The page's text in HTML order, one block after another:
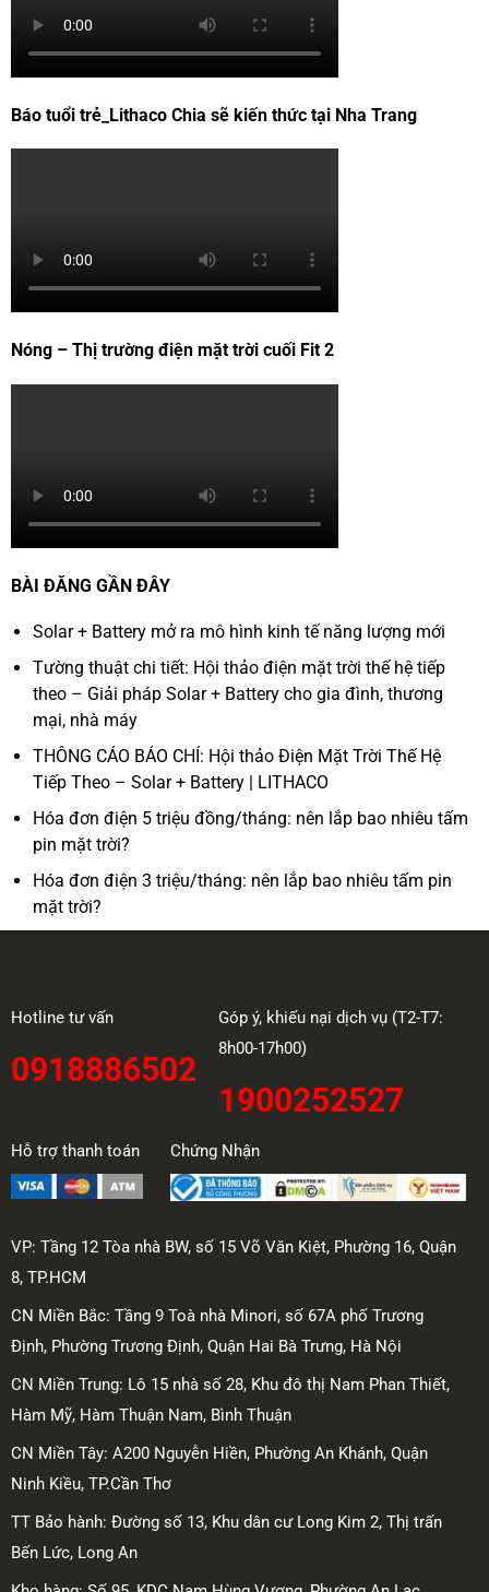
Báo tuổi trẻ_Lithaco Chia sẽ kiến thức tại Nha Trang
Nóng – Thị trường điện mặt trời cuối Fit 2
BÀI ĐĂNG GẦN ĐÂY
Solar + Battery mở ra mô hình kinh tế năng lượng mới
Tường thuật chi tiết: Hội thảo điện mặt trời thế hệ tiếp
theo – Giải pháp Solar + Battery cho gia đình, thương
mại, nhà máy
THÔNG CÁO BÁO CHÍ: Hội thảo Điện Mặt Trời Thế Hệ
Tiếp Theo – Solar + Battery | LITHACO
Hóa đơn điện 5 triệu đồng/tháng: nên lắp bao nhiêu tấm
pin mặt trời?
Hóa đơn điện 3 triệu/tháng: nên lắp bao nhiêu tấm pin
mặt trời?
Hotline tư vấn
0918886502
Góp ý, khiếu nại dịch vụ (T2-T7:
8h00-17h00)
1900252527
Hỗ trợ thanh toán Chứng Nhận
VP: Tầng 12 Tòa nhà BW, số 15 Võ Văn Kiệt, Phường 16, Quận
8, TP.HCM
CN Miền Bắc: Tầng 9 Toà nhà Minori, số 67A phố Trương
Định, Phường Trương Định, Quận Hai Bà Trưng, Hà Nội
CN Miền Trung: Lô 15 nhà số 28, Khu đô thị Nam Phan Thiết,
Hàm Mỹ, Hàm Thuận Nam, Bình Thuận
CN Miền Tây: A200 Nguyễn Hiền, Phường An Khánh, Quận
Ninh Kiều, TP.Cần Thơ
TT Bảo hành: Đường số 13, Khu dân cư Long Kim 2, Thị trấn
Bến Lức, Long An